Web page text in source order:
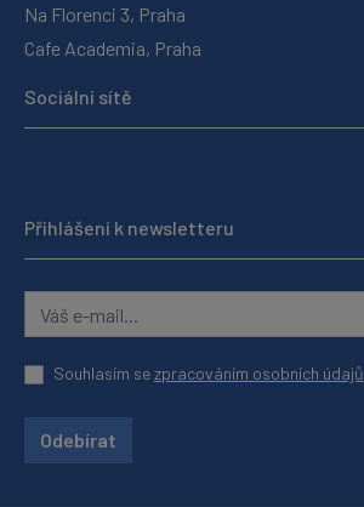
Na Florenci 3, Praha
Cafe Academia, Praha
Sociální sítě
Přihlášení k newsletteru
Souhlasím sezpracováním osobních údajů
Odebírat